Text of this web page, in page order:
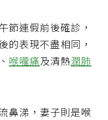
節連假前後確診，
的表現不盡相同，
喉嚨痛及清熱潤肺
鼻涕，妻子則是喉